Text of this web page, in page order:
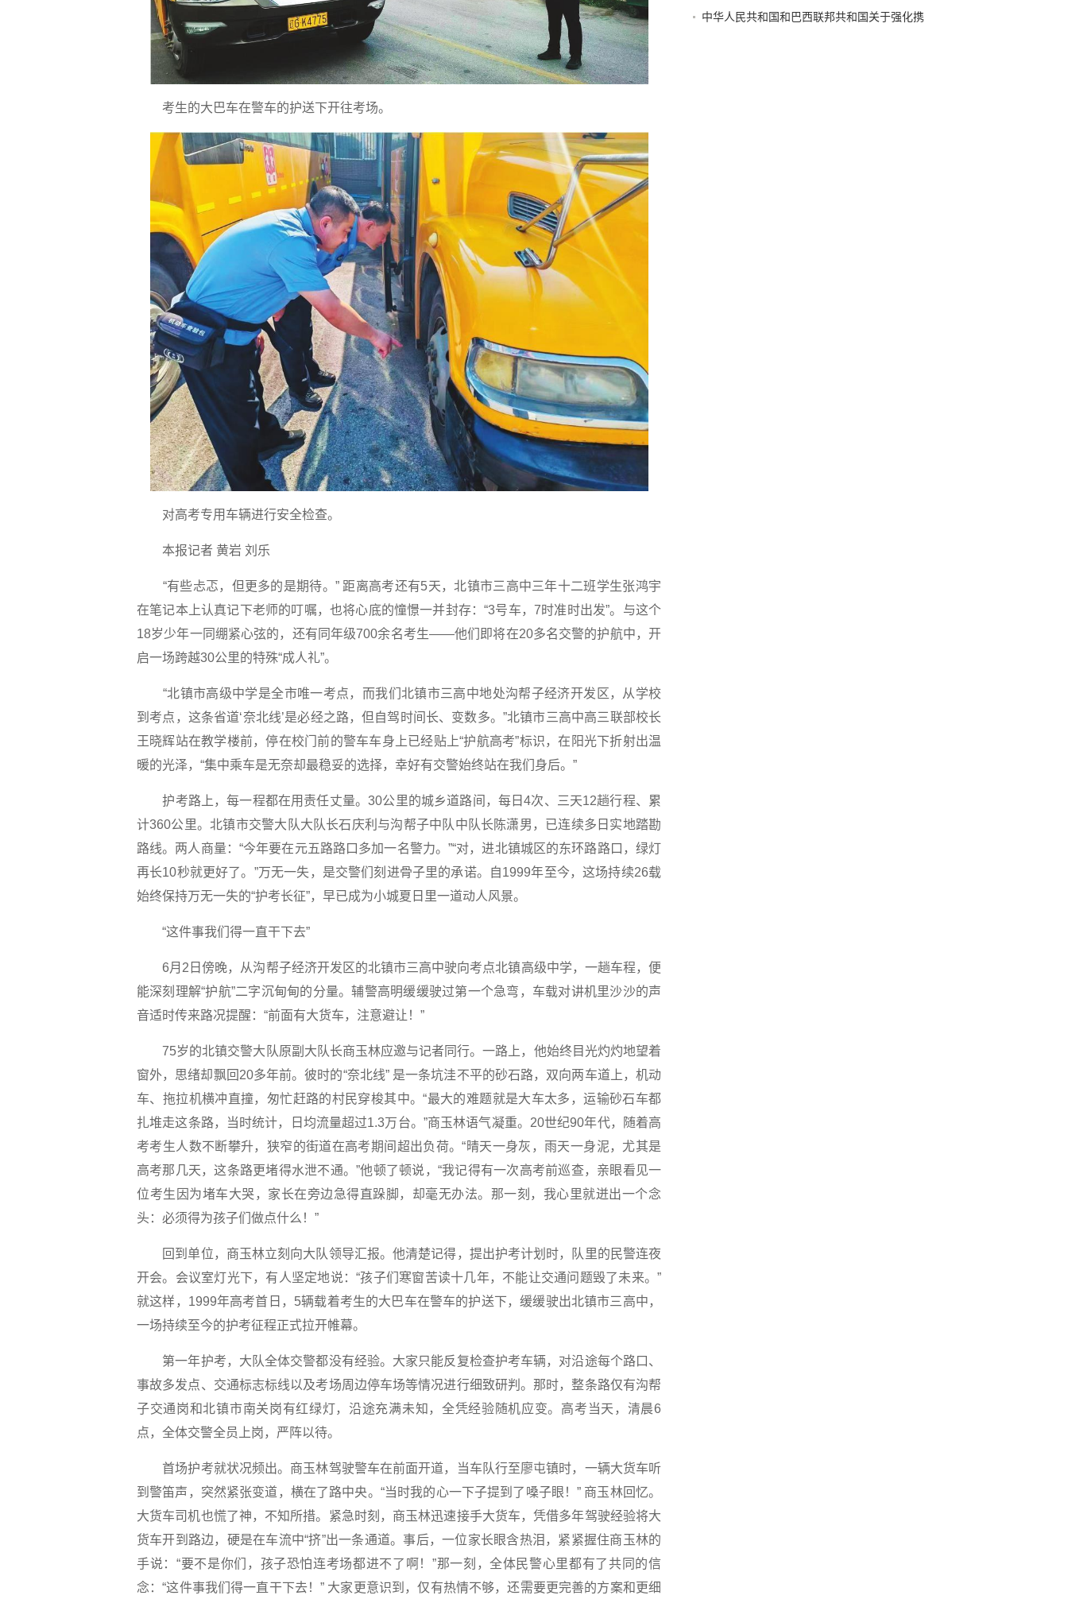
考生的大巴车在警车的护送下开往考场。
对高考专用车辆进行安全检查。
本报记者 黄岩 刘乐
“有些忐忑，但更多的是期待。” 距离高考还有5天，北镇市三高中三年十二班学生张鸿宇
在笔记本上认真记下老师的叮嘱，也将心底的憧憬一并封存：“3号车，7时准时出发”。与这个
18岁少年一同绷紧心弦的，还有同年级700余名考生——他们即将在20多名交警的护航中，开
启一场跨越30公里的特殊“成人礼”。
“北镇市高级中学是全市唯一考点，而我们北镇市三高中地处沟帮子经济开发区，从学校
到考点，这条省道‘奈北线’是必经之路，但自驾时间长、变数多。”北镇市三高中高三联部校长
王晓辉站在教学楼前，停在校门前的警车车身上已经贴上“护航高考”标识，在阳光下折射出温
暖的光泽，“集中乘车是无奈却最稳妥的选择，幸好有交警始终站在我们身后。”
护考路上，每一程都在用责任丈量。30公里的城乡道路间，每日4次、三天12趟行程、累
计360公里。北镇市交警大队大队长石庆利与沟帮子中队中队长陈潇男，已连续多日实地踏勘
路线。两人商量：“今年要在元五路路口多加一名警力。”“对，进北镇城区的东环路路口，绿灯
再长10秒就更好了。”万无一失，是交警们刻进骨子里的承诺。自1999年至今，这场持续26载
始终保持万无一失的“护考长征”，早已成为小城夏日里一道动人风景。
“这件事我们得一直干下去”
6月2日傍晚，从沟帮子经济开发区的北镇市三高中驶向考点北镇高级中学，一趟车程，便
能深刻理解“护航”二字沉甸甸的分量。辅警高明缓缓驶过第一个急弯，车载对讲机里沙沙的声
音适时传来路况提醒：“前面有大货车，注意避让！”
75岁的北镇交警大队原副大队长商玉林应邀与记者同行。一路上，他始终目光灼灼地望着
窗外，思绪却飘回20多年前。彼时的“奈北线” 是一条坑洼不平的砂石路，双向两车道上，机动
车、拖拉机横冲直撞，匆忙赶路的村民穿梭其中。“最大的难题就是大车太多，运输砂石车都
扎堆走这条路，当时统计，日均流量超过1.3万台。”商玉林语气凝重。20世纪90年代，随着高
考考生人数不断攀升，狭窄的街道在高考期间超出负荷。“晴天一身灰，雨天一身泥，尤其是
高考那几天，这条路更堵得水泄不通。”他顿了顿说，“我记得有一次高考前巡查，亲眼看见一
位考生因为堵车大哭，家长在旁边急得直跺脚，却毫无办法。那一刻，我心里就迸出一个念
头：必须得为孩子们做点什么！”
回到单位，商玉林立刻向大队领导汇报。他清楚记得，提出护考计划时，队里的民警连夜
开会。会议室灯光下，有人坚定地说：“孩子们寒窗苦读十几年，不能让交通问题毁了未来。”
就这样，1999年高考首日，5辆载着考生的大巴车在警车的护送下，缓缓驶出北镇市三高中，
一场持续至今的护考征程正式拉开帷幕。
第一年护考，大队全体交警都没有经验。大家只能反复检查护考车辆，对沿途每个路口、
事故多发点、交通标志标线以及考场周边停车场等情况进行细致研判。那时，整条路仅有沟帮
子交通岗和北镇市南关岗有红绿灯，沿途充满未知，全凭经验随机应变。高考当天，清晨6
点，全体交警全员上岗，严阵以待。
首场护考就状况频出。商玉林驾驶警车在前面开道，当车队行至廖屯镇时，一辆大货车听
到警笛声，突然紧张变道，横在了路中央。“当时我的心一下子提到了嗓子眼！” 商玉林回忆。
大货车司机也慌了神，不知所措。紧急时刻，商玉林迅速接手大货车，凭借多年驾驶经验将大
货车开到路边，硬是在车流中“挤”出一条通道。事后，一位家长眼含热泪，紧紧握住商玉林的
手说：“要不是你们，孩子恐怕连考场都进不了啊！”那一刻，全体民警心里都有了共同的信
念：“这件事我们得一直干下去！” 大家更意识到，仅有热情不够，还需要更完善的方案和更细
中华人民共和国和巴西联邦共和国关于强化携